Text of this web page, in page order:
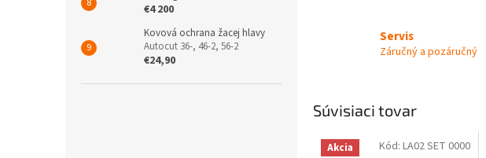
€4 200
Kovová ochrana žacej hlavy
Autocut 36-, 46-2, 56-2
€24,90
Servis
Záručný a pozáručný
Súvisiaci tovar
Akcia Kód: LA02 SET 0000